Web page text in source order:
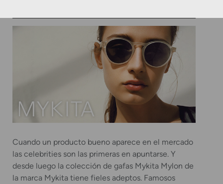
Cuando un producto bueno aparece en el mercado
las celebrities son las primeras en apuntarse. Y
desde luego la colección de gafas Mykita Mylon de
la marca Mykita tiene fieles adeptos. Famosos